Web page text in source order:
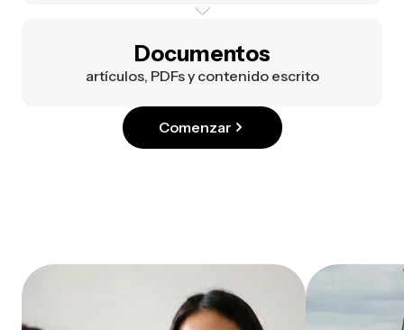
Documentos
artículos, PDFs y contenido escrito
Comenzar